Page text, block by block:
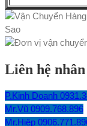
Liên hệ
P.Kinh Doanh
Mr.Vũ 0909.768.896
Mr.Hiệp